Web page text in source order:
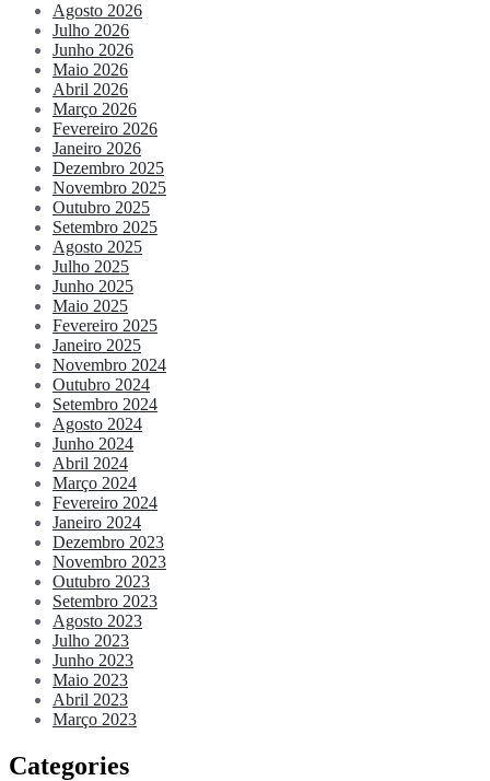
Agosto 2026
Julho 2026
Junho 2026
Maio 2026
Abril 2026
Março 2026
Fevereiro 2026
Janeiro 2026
Dezembro 2025
Novembro 2025
Outubro 2025
Setembro 2025
Agosto 2025
Julho 2025
Junho 2025
Maio 2025
Fevereiro 2025
Janeiro 2025
Novembro 2024
Outubro 2024
Setembro 2024
Agosto 2024
Junho 2024
Abril 2024
Março 2024
Fevereiro 2024
Janeiro 2024
Dezembro 2023
Novembro 2023
Outubro 2023
Setembro 2023
Agosto 2023
Julho 2023
Junho 2023
Maio 2023
Abril 2023
Março 2023
Categories